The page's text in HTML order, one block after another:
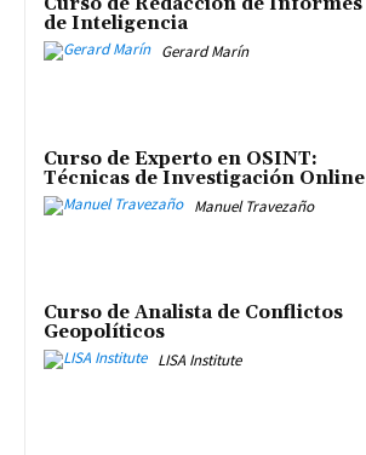
de Inteligencia
Gerard Marín
Curso de Experto en OSINT:
Técnicas de Investigación Online
Manuel Travezaño
Curso de Analista de Conflictos
Geopolíticos
LISA Institute